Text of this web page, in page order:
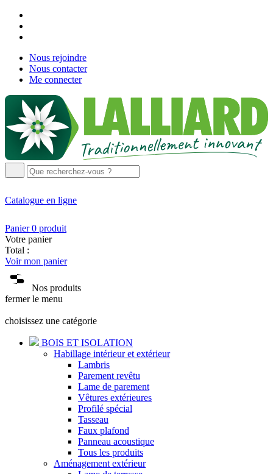
Nous rejoindre
Nous contacter
Me connecter
Catalogue en ligne
Panier 0 produit
Votre panier
Total :
Voir mon panier
Nos produits
fermer le menu
choisissez une catégorie
BOIS ET ISOLATION
Habillage intérieur et extérieur
Lambris
Parement revêtu
Lame de parement
Vêtures extérieures
Profilé spécial
Tasseau
Faux plafond
Panneau acoustique
Tous les produits
Aménagement extérieur